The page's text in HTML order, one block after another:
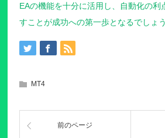
EAの機能を十分に活用し、自動化の利
すことが成功への第一歩となるでしょう
MT4
前のページ